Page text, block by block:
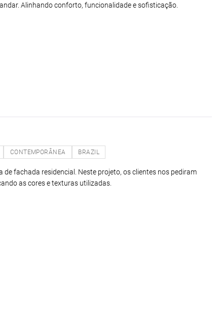
Alinhando conforto, funcionalidade e sofisticação.
CONTEMPORÂNEA BRAZIL
de fachada residencial. Neste projeto, os clientes nos pediram
as cores e texturas utilizadas.